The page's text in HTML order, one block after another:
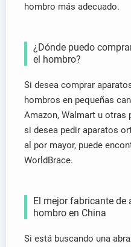
hombro más adecuado.
¿Dónde puedo
el hombro?
Si desea comprar
hombros en pequeñas
Amazon, Walmart u
si desea pedir aparatos
al por mayor, puede
WorldBrace.
El mejor fabricante de
hombro en China
Si está buscando una